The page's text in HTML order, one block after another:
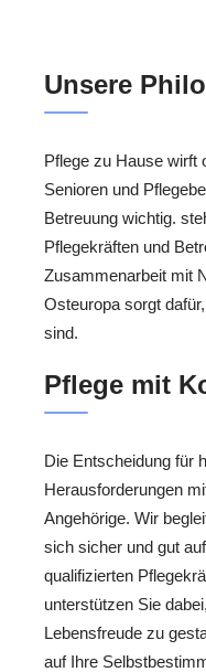
Unsere
Pflege zu Hause wirft
Senioren und
Betreuung wichtig.
Pflegekräften und
Zusammenarbeit mit
Osteuropa sorgt
sind.
Pflege mit
Die Entscheidung für
Herausforderungen
Angehörige. Wir
sich sicher und gut
qualifizierten
unterstützen Sie
Lebensfreude zu
auf Ihre